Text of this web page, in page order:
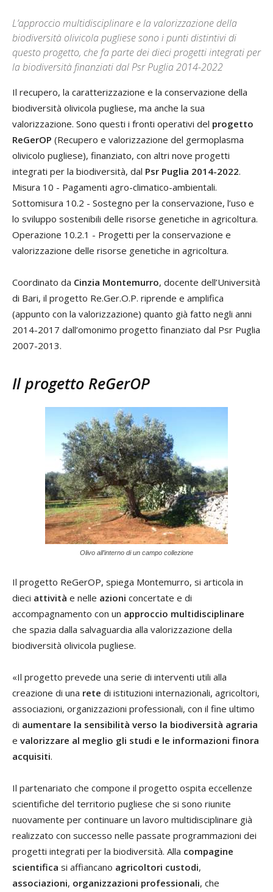
L’approccio multidisciplinare e la valorizzazione della
biodiversità olivicola pugliese sono i punti distintivi di
questo progetto, che fa parte dei dieci progetti integrati per
la biodiversità finanziati dal Psr Puglia 2014-2022
Il recupero, la caratterizzazione e la conservazione della
biodiversità olivicola pugliese, ma anche la sua
valorizzazione. Sono questi i fronti operativi del progetto
ReGerOP (Recupero e valorizzazione del germoplasma
olivicolo pugliese), finanziato, con altri nove progetti
integrati per la biodiversità, dal Psr Puglia 2014-2022.
Misura 10 - Pagamenti agro-climatico-ambientali.
Sottomisura 10.2 - Sostegno per la conservazione, l’uso e
lo sviluppo sostenibili delle risorse genetiche in agricoltura.
Operazione 10.2.1 - Progetti per la conservazione e
valorizzazione delle risorse genetiche in agricoltura.
Coordinato da Cinzia Montemurro, docente dell’Università
di Bari, il progetto Re.Ger.O.P. riprende e amplifica
(appunto con la valorizzazione) quanto già fatto negli anni
2014-2017 dall’omonimo progetto finanziato dal Psr Puglia
2007-2013.
Il progetto ReGerOP
Olivo all’interno di un campo collezione
Il progetto ReGerOP, spiega Montemurro, si articola in
dieci attività e nelle azioni concertate e di
accompagnamento con un approccio multidisciplinare
che spazia dalla salvaguardia alla valorizzazione della
biodiversità olivicola pugliese.
«Il progetto prevede una serie di interventi utili alla
creazione di una rete di istituzioni internazionali, agricoltori,
associazioni, organizzazioni professionali, con il fine ultimo
di aumentare la sensibilità verso la biodiversità agraria
e valorizzare al meglio gli studi e le informazioni finora
acquisiti.
Il partenariato che compone il progetto ospita eccellenze
scientifiche del territorio pugliese che si sono riunite
nuovamente per continuare un lavoro multidisciplinare già
realizzato con successo nelle passate programmazioni dei
progetti integrati per la biodiversità. Alla compagine
scientifica si affiancano agricoltori custodi,
associazioni, organizzazioni professionali, che